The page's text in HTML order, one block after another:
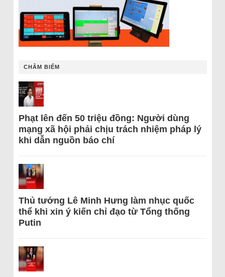
CHÂM BIẾM
Phạt lên đến 50 triệu đồng: Người dùng
mạng xã hội phải chịu trách nhiệm pháp lý
khi dẫn nguồn báo chí
Thủ tướng Lê Minh Hưng làm nhục quốc
thể khi xin ý kiến chỉ đạo từ Tổng thống
Putin